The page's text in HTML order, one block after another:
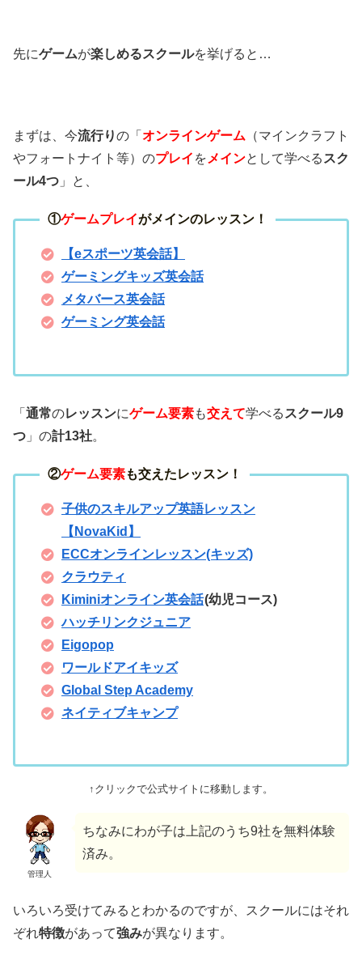
先にゲームが楽しめるスクールを挙げると…
まずは、今流行りの「 オンラインゲーム （マインクラフト
やフォートナイト等）のプレイ を メインとして学べる スク
ール4つ 」と、
①ゲームプレイがメインのレッスン！
【eスポーツ英会話】
ゲーミングキッズ英会話
メタバース英会話
ゲーミング英会話
「 通常のレッスンにゲーム要素も交えて学べる スクール9
つ 」の計13社。
②ゲーム要素も交えたレッスン！
子供のスキルアップ英語レッスン
【NovaKid】
ECCオンラインレッスン(キッズ)
クラウティ
Kiminiオンライン英会話(幼児コース)
ハッチリンクジュニア
Eigopop
ワールドアイキッズ
Global Step Academy
ネイティブキャンプ
↑クリックで公式サイトに移動します。
管理人
ちなみにわが子は上記のうち9社を無料体験
済み。
いろいろ受けてみるとわかるのですが、スクールにはそれ
ぞれ特徴があって強みが異なります。